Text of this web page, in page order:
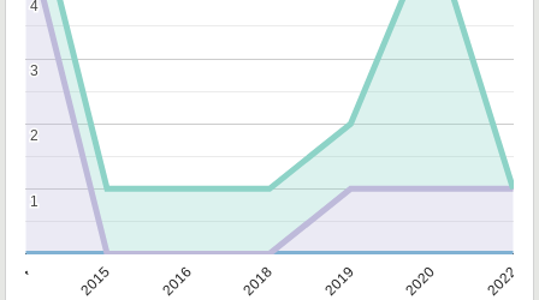
2015 2016 2018 2019 2020 2022
11
2
2
3
3
4
4